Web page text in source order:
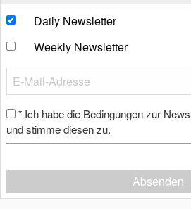
Daily Newsletter
Weekly Newsletter
* Ich habe die Bedingungen zur
und stimme diesen zu.
Absenden